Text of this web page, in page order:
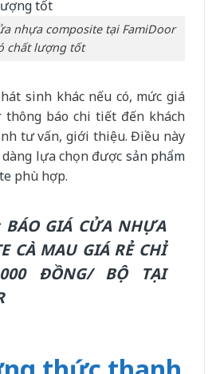
nhựa composite tại FamiDoor
chất lượng tốt
sinh khác nếu có, mức giá
thông báo chi tiết đến khách
tư vấn, giới thiệu. Điều này
lựa chọn được sản phẩm
phù hợp.
BÁO GIÁ CỬA NHỰA
CÀ MAU GIÁ RẺ CHỈ
ĐỒNG/ BỘ TẠI